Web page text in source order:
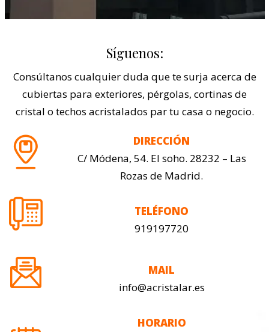
Síguenos:
Consúltanos cualquier duda que te surja acerca de
cubiertas para exteriores, pérgolas, cortinas de
cristal o techos acristalados par tu casa o negocio.
DIRECCIÓN
C/ Módena, 54. El soho. 28232 – Las
Rozas de Madrid.
TELÉFONO
919197720
MAIL
info@acristalar.es
HORARIO